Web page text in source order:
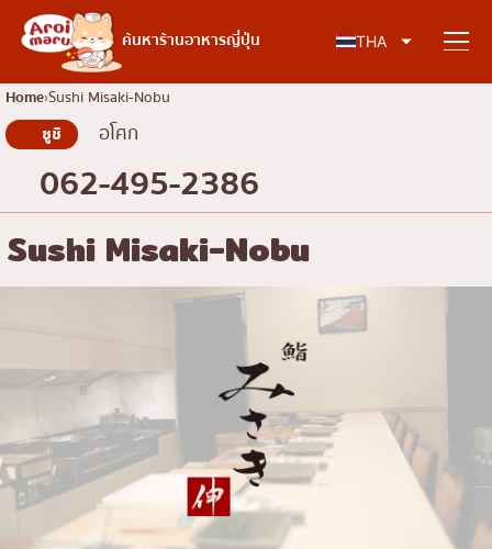
ค้นหาร้านอาหารญี่ปุ่น THA
อาหารญี่ปุ่น
ค้นหาร้านอาหาร
ค้นหาตามประเภทอาหาร
ซูชิ
อิซากายะ
ปิ้งย่างญี่ปุ่น/ยากินิกุ
คัตสึด้ง/ทงคัตสึ
ชาบูชาบู/สุกี้ยากี้
แกงกะหรี่ญี่ปุ่น
เจริญกรุง
สยาม
ทองหล่อ
เอกมัย
คอลัมน์ความรู้
บทความพิเศษ
บทความที่KOLแนะนำ
HomeSushi Misaki-Nobu
ซูชิ อโศก
062-495-2386
Sushi Misaki-Nobu